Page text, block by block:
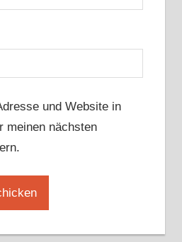
und Website in
meinen nächsten